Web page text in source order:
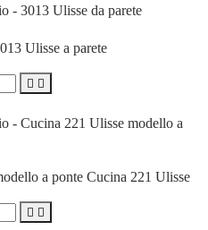
Ulisse a parete
 
a ponte Cucina 221 Ulisse
 